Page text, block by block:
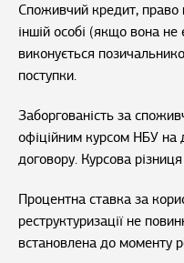
Споживчий кредит, право
іншій особі (якщо вона
виконується
поступки.
Заборгованість за
офіційним курсом НБУ на
договору. Курсова
Процентна ставка за
реструктуризації не
встановлена до моменту